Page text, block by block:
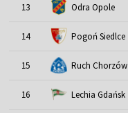
13 Odra Opole
14 Pogoń Siedlce
15 Ruch Chorzów
16 Lechia Gdańsk